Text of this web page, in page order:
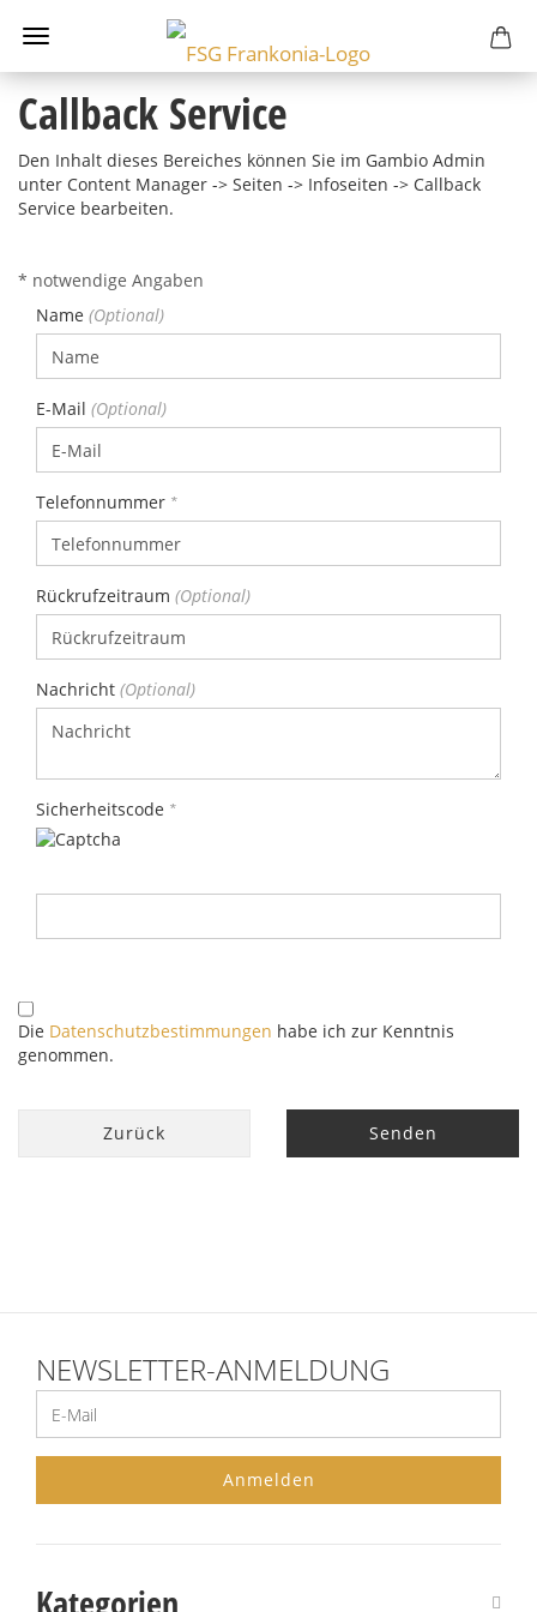
Callback Service
Den Inhalt dieses Bereiches können Sie im Gambio Admin
unter Content Manager -> Seiten -> Infoseiten -> Callback
Service bearbeiten.
SERVICE
* notwendige Angaben
Name
E-Mail
Telefonnummer
Rückrufzeitraum
Nachricht
Sicherheitscode
DATENSCHUTZBESTIMMUNGEN
Die Datenschutzbestimmungen habe ich zur Kenntnis
genommen.
Zurück Senden
NEWSLETTER-ANMELDUNG
Anmelden
Kategorien